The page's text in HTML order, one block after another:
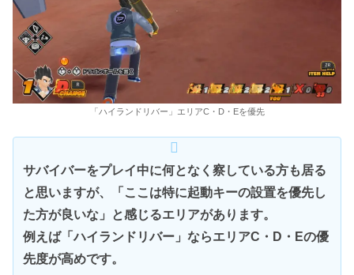
「ハイランドリバー」エリアC・D・Eを優先
サバイバーをプレイ中に何となく察している方も居る
と思いますが、「ここは特に起動キーの設置を優先し
た方が良いな」と感じるエリアがあります。
例えば「ハイランドリバー」ならエリアC・D・Eの優
先度が高めです。